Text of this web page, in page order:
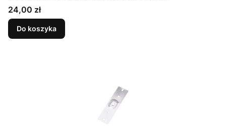
magnetycznych, kolor biały
Cena
24,00 zł
Do koszyka